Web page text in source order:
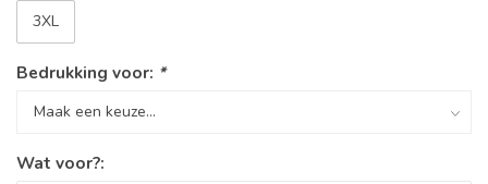
3XL
Bedrukking voor: *
Wat voor?: